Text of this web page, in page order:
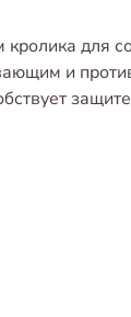
для
и